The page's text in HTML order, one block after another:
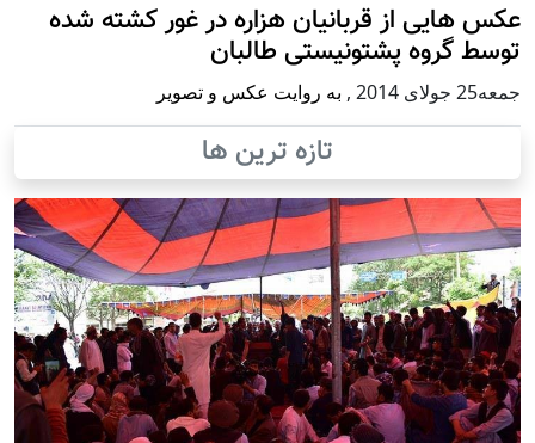
عکس هایی از قربانیان هزاره در غور کشته شده
توسط گروه پشتونیستی طالبان
جمعه25 جولای 2014 , به روایت عکس و تصویر
تازه ترین ها